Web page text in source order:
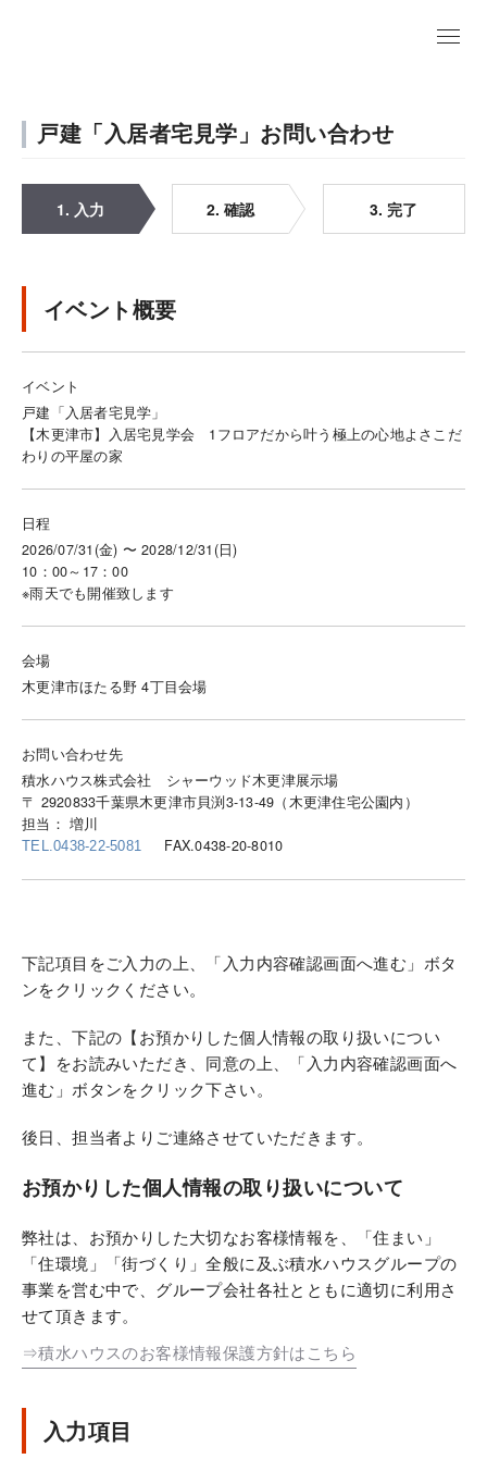
戸建「入居者宅見学」お問い合わせ
1. 入力 2. 確認 3. 完了
イベント概要
イベント
戸建「入居者宅見学」
【木更津市】入居宅見学会 1フロアだから叶う極上の心地よさこだ
わりの平屋の家
日程
2026/07/31(金) 〜 2028/12/31(日)
10：00～17：00
※雨天でも開催致します
会場
木更津市ほたる野 4丁目会場
お問い合わせ先
積水ハウス株式会社 シャーウッド木更津展示場
〒 2920833千葉県木更津市貝渕3-13-49（木更津住宅公園内）
担当： 増川
TEL.0438-22-5081 FAX.0438-20-8010
下記項目をご入力の上、「入力内容確認画面へ進む」ボタ
ンをクリックください。
また、下記の【お預かりした個人情報の取り扱いについ
て】をお読みいただき、同意の上、「入力内容確認画面へ
進む」ボタンをクリック下さい。
後日、担当者よりご連絡させていただきます。
お預かりした個人情報の取り扱いについて
弊社は、お預かりした大切なお客様情報を、「住まい」
「住環境」「街づくり」全般に及ぶ積水ハウスグループの
事業を営む中で、グループ会社各社とともに適切に利用さ
せて頂きます。
⇒積水ハウスのお客様情報保護方針はこちら
入力項目